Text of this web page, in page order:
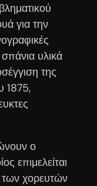
για την
υλικά
της
1875,
ο
επιμελείται
χορευτών